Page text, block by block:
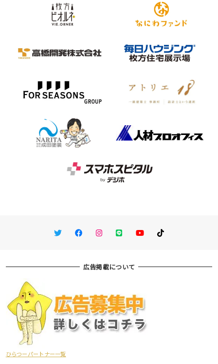
TwitterFacebookInstagram
LINE You TubeTikTok
広告掲載について
ひらつーパートナー一覧